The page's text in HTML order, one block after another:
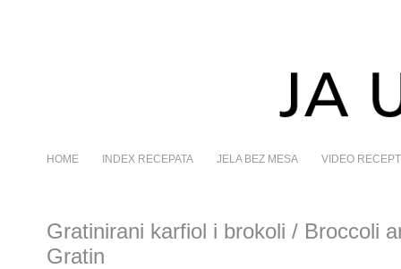
HOME INDEX RECEPATA JELA BEZ MESA VIDEO
Gratinirani karfiol i brokoli / Broccoli
Gratin